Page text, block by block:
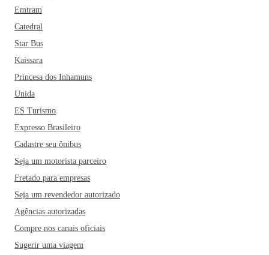
Emtram
Catedral
Star Bus
Kaissara
Princesa dos Inhamuns
Unida
ES Turismo
Expresso Brasileiro
Cadastre seu ônibus
Seja um motorista parceiro
Fretado para empresas
Seja um revendedor autorizado
Agências autorizadas
Compre nos canais oficiais
Sugerir uma viagem